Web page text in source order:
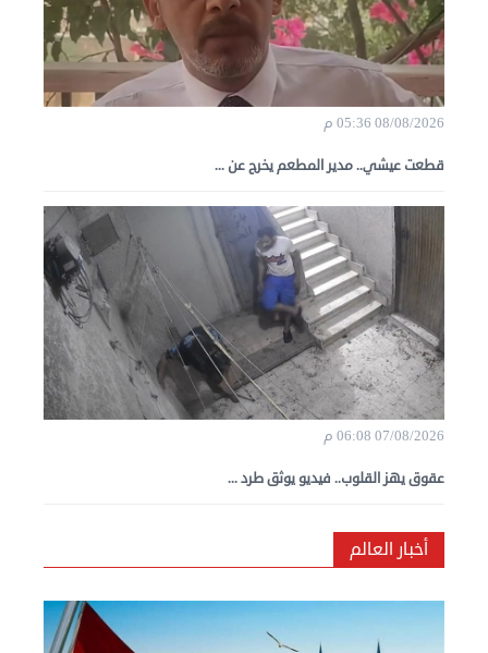
08/08/2026 05:36 م
قطعت عيشي.. مدير المطعم يخرج عن ...
07/08/2026 06:08 م
عقوق يهز القلوب.. فيديو يوثق طرد ...
أخبار العالم